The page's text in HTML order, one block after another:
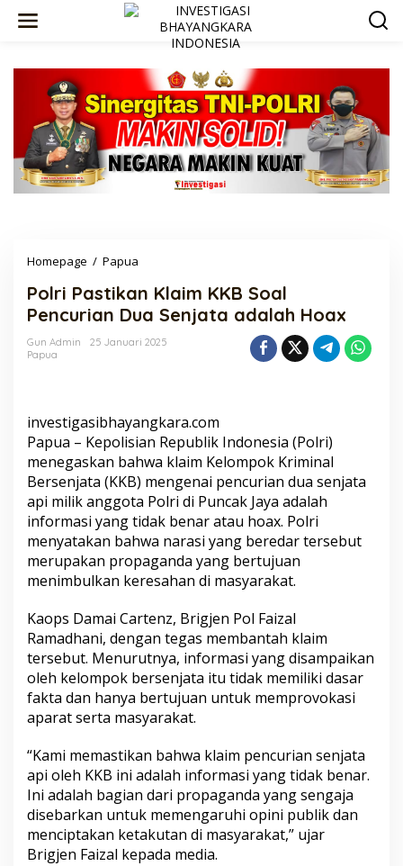
Homepage / Papua
Klaim
KKB
Soal
Pencurian
Polri Pastikan Klaim KKB Soal
Pencurian Dua Senjata adalah Hoax
Gun Admin
25 Januari 2025
Papua
investigasibhayangkara.com
Papua – Kepolisian Republik Indonesia (Polri)
menegaskan bahwa klaim Kelompok Kriminal
Bersenjata (KKB) mengenai pencurian dua senjata
api milik anggota Polri di Puncak Jaya adalah
informasi yang tidak benar atau hoax. Polri
menyatakan bahwa narasi yang beredar tersebut
merupakan propaganda yang bertujuan
menimbulkan keresahan di masyarakat.
Kaops Damai Cartenz, Brigjen Pol Faizal
Ramadhani, dengan tegas membantah klaim
tersebut. Menurutnya, informasi yang disampaikan
oleh kelompok bersenjata itu tidak memiliki dasar
fakta dan hanya bertujuan untuk memprovokasi
aparat serta masyarakat.
“Kami memastikan bahwa klaim pencurian senjata
api oleh KKB ini adalah informasi yang tidak benar.
Ini adalah bagian dari propaganda yang sengaja
disebarkan untuk memengaruhi opini publik dan
menciptakan ketakutan di masyarakat,” ujar
Brigjen Faizal kepada media.